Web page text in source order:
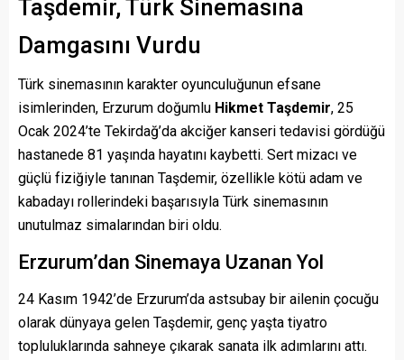
Taşdemir, Türk Sinemasına
Damgasını Vurdu
Türk sinemasının karakter oyunculuğunun efsane
isimlerinden, Erzurum doğumlu Hikmet Taşdemir, 25
Ocak 2024’te Tekirdağ’da akciğer kanseri tedavisi gördüğü
hastanede 81 yaşında hayatını kaybetti. Sert mizacı ve
güçlü fiziğiyle tanınan Taşdemir, özellikle kötü adam ve
kabadayı rollerindeki başarısıyla Türk sinemasının
unutulmaz simalarından biri oldu.
Erzurum’dan Sinemaya Uzanan Yol
24 Kasım 1942’de Erzurum’da astsubay bir ailenin çocuğu
olarak dünyaya gelen Taşdemir, genç yaşta tiyatro
topluluklarında sahneye çıkarak sanata ilk adımlarını attı.